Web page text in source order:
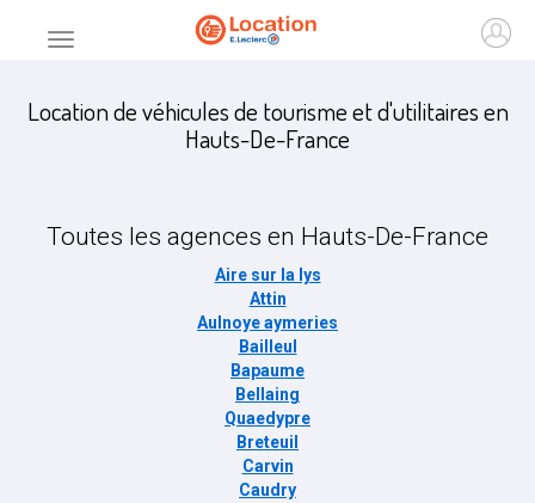
Menu principal
Accueil
Location de véhicules de tourisme et d'utilitaires en
Hauts-De-France
Toutes les agences en Hauts-De-France
Aire sur la lys
Attin
Aulnoye aymeries
Bailleul
Bapaume
Bellaing
Quaedypre
Breteuil
Carvin
Caudry